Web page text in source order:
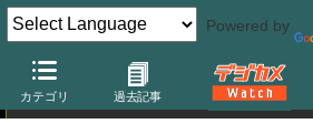
Powered by
カテゴリ 過去記事
写真展